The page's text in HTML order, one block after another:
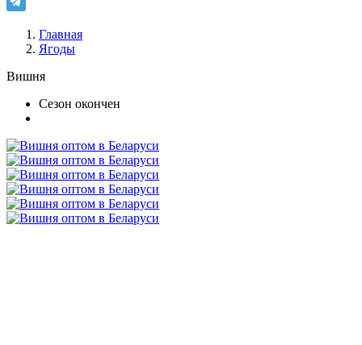
Главная
Ягоды
Вишня
Сезон окончен